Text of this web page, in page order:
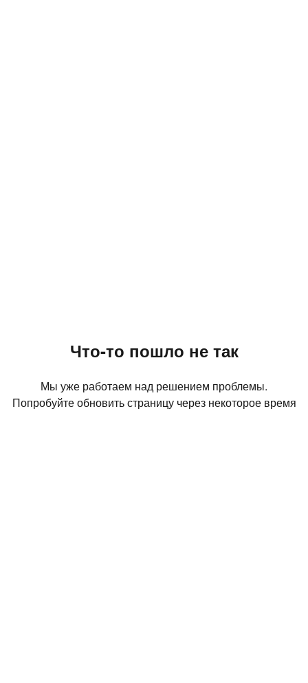
Что-то пошло не так
Мы уже работаем над решением проблемы.
Попробуйте обновить страницу через некоторое время